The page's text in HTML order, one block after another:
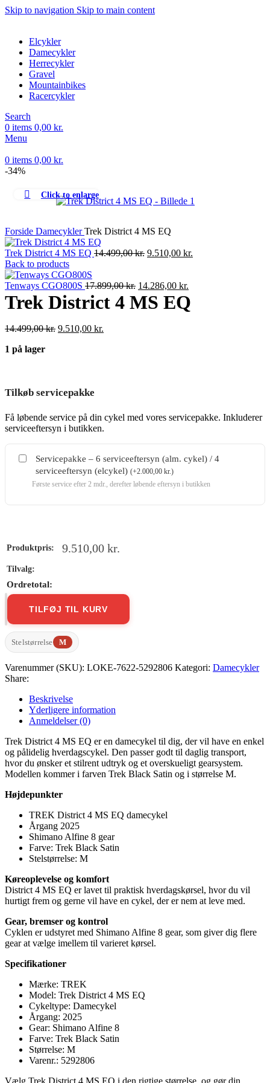
Skip to navigation Skip to main content
Elcykler
Damecykler
Herrecykler
Gravel
Mountainbikes
Racercykler
Search
0 items 0,00 kr.
Menu
0 items 0,00 kr.
-34%
Click to enlarge
Forside DamecyklerTrek District 4 MS EQ
Trek District 4 MS EQ 14.499,00kr. Den
var:
14.499,00 kr..
9.510,00 kr.
Back to products
Tenways CGO800S 17.899,00kr. Den
oprindelige
pris
14.286,00 kr.
aktuelle
pris
Trek District 4 MS EQ
14.499,00kr. Den
9.510,00 kr.
1 på lager
Tilkøb servicepakke
Få løbende service på din cykel med vores servicepakke. Inkluderer
serviceeftersyn i butikken.
Servicepakke – 6 serviceeftersyn (alm. cykel) / 4
serviceeftersyn (elcykel) (+2.000,00 kr.)
Første service efter 2 mdr., derefter løbende eftersyn i butikken
9.510,00 kr.
District
4
MS
antal
TILFØJ TIL KURV
Stelstørrelse M
Varenummer (SKU): LOKE-7622-5292806 Kategori: Damecykler
Share:
Beskrivelse
Yderligere information
Anmeldelser (0)
Trek District 4 MS EQ er en damecykel til dig, der vil have en enkel
og pålidelig hverdagscykel. Den passer godt til daglig transport,
hvor du ønsker et stilrent udtryk og et overskueligt gearsystem.
Modellen kommer i farven Trek Black Satin og i størrelse M.
Højdepunkter
TREK District 4 MS EQ damecykel
Årgang 2025
Shimano Alfine 8 gear
Farve: Trek Black Satin
Stelstørrelse: M
Køreoplevelse og komfort
District 4 MS EQ er lavet til praktisk hverdagskørsel, hvor du vil
hurtigt frem og gerne vil have en cykel, der er nem at leve med.
Gear, bremser og kontrol
Cyklen er udstyret med Shimano Alfine 8 gear, som giver dig flere
gear at vælge imellem til varieret kørsel.
Specifikationer
Mærke: TREK
Model: Trek District 4 MS EQ
Cykeltype: Damecykel
Årgang: 2025
Gear: Shimano Alfine 8
Farve: Trek Black Satin
Størrelse: M
Varenr.: 5292806
Vælg Trek District 4 MS EQ i den rigtige størrelse, og gør din